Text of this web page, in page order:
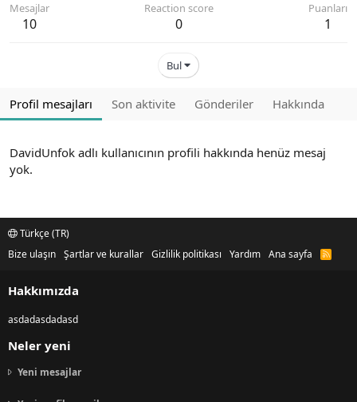
Mesajlar
10
Reaction score
0
Puanları
1
Bul
Profil mesajları Son aktivite Gönderiler Hakkında
DavidUnfok adlı kullanıcının profili hakkında henüz mesaj
yok.
Türkçe (TR)
Bize ulaşın Şartlar ve kurallar Gizlilik politikası Yardım Ana sayfa
R
Hakkımızda
asdadasdadasd
Neler yeni
Yeni mesajlar